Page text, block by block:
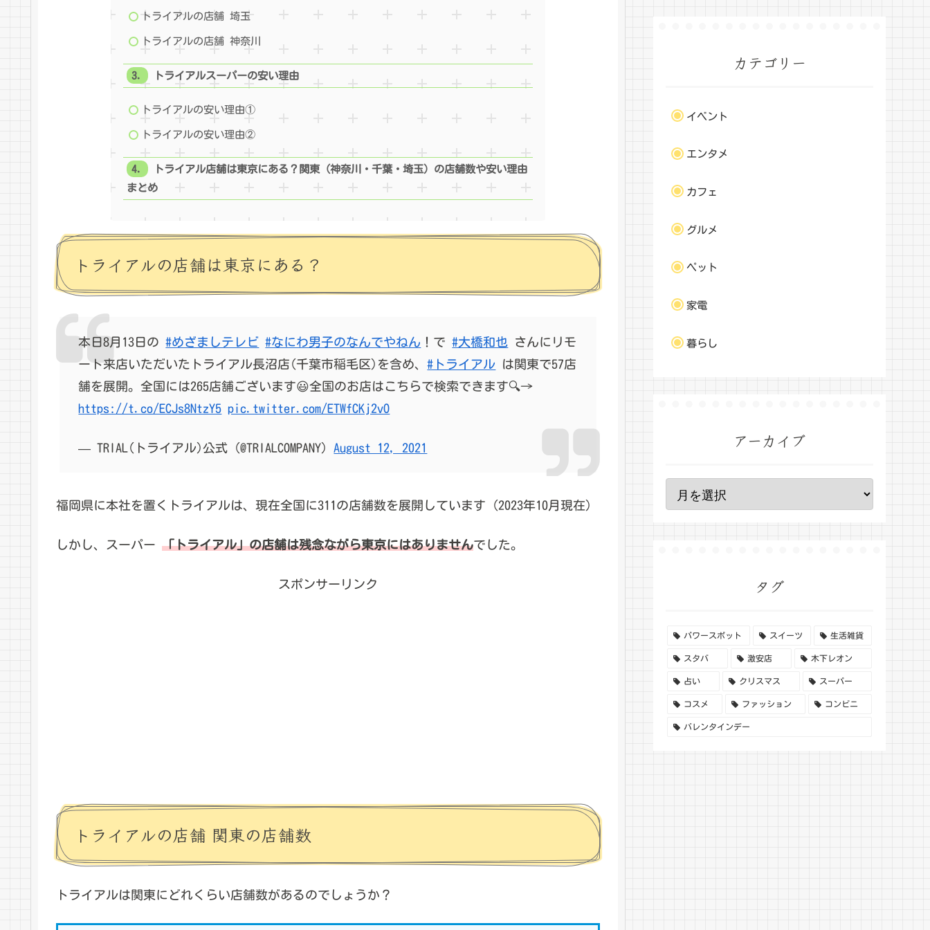
トライアルの店舗 埼玉
トライアルの店舗 神奈川
トライアルスーパーの安い理由
トライアルの安い理由①
トライアルの安い理由②
トライアル店舗は東京にある？関東（神奈川・千葉・埼玉）の店舗数や安い理由
まとめ
トライアルの店舗は東京にある？
本日8月13日の#めざましテレビ #なにわ男子のなんでやねん ！で#大橋和也 さんにリモ
ート来店いただいたトライアル長沼店(千葉市稲毛区)を含め、#トライアル は関東で57店
舗を展開。全国には265店舗ございます😃全国のお店はこちらで検索できます🔍→
https://t.co/ECJs8NtzY5 pic.twitter.com/ETWfCKj2vO
— TRIAL(トライアル)公式 (@TRIALCOMPANY) August 12, 2021
福岡県に本社を置くトライアルは、現在全国に311の店舗数を展開しています（2023年10月現在）
しかし、スーパー 「トライアル」の店舗は残念ながら東京にはありませんでした。
スポンサーリンク
トライアルの店舗 関東の店舗数
トライアルは関東にどれくらい店舗数があるのでしょうか？
カテゴリー
イベント
エンタメ
カフェ
グルメ
ペット
家電
暮らし
アーカイブ
タグ
パワースポット スイーツ 生活雑貨
スタバ 激安店 木下レオン
占い クリスマス スーパー
コスメ ファッション コンビニ
バレンタインデー